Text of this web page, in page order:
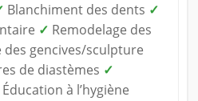
Blanchiment des dents ✓
✓ Remodelage des
des gencives/sculpture
de diastèmes ✓
Éducation à l’hygiène